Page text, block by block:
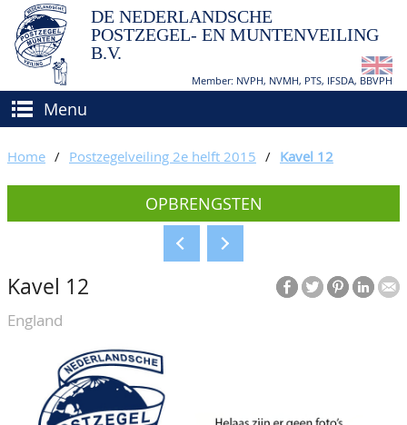
DE NEDERLANDSCHE
POSTZEGEL- EN MUNTENVEILING
B.V.
Member: NVPH, NVMH, PTS, IFSDA, BBVPH
Menu
(VER)KOPEN
Hoe verkopen?
Voorwaarden
BIEDEN
CATALOGI/OPBRENGSTEN
KEURINGSDIENST
AGENDA
OVER ONS
Home / Postzegelveiling 2e helft 2015 / Kavel 12
OPBRENGSTEN
Kavel 12
England